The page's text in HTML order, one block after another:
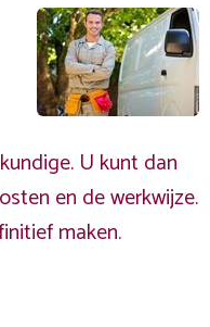
U kunt dan
en de werkwijze.
maken.